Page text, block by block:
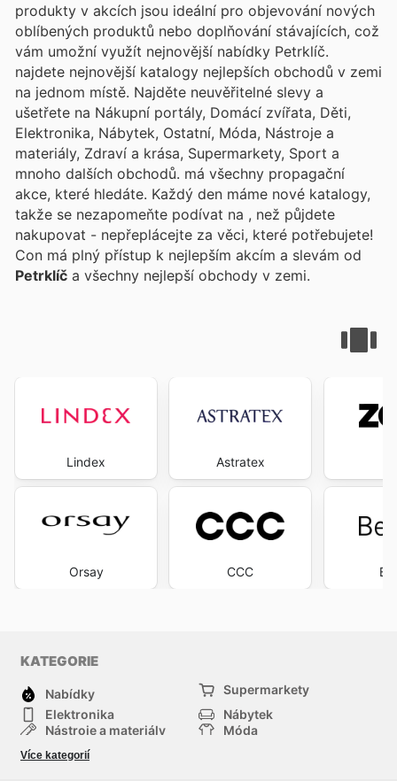
produkty v akcích jsou ideální pro objevování nových
oblíbených produktů nebo doplňování stávajících, což
vám umožní využít nejnovější nabídky Petrklíč.
najdete nejnovější katalogy nejlepších obchodů v zemi
na jednom místě. Najděte neuvěřitelné slevy a
ušetřete na Nákupní portály, Domácí zvířata, Děti,
Elektronika, Nábytek, Ostatní, Móda, Nástroje a
materiály, Zdraví a krása, Supermarkety, Sport a
mnoho dalších obchodů. má všechny propagační
akce, které hledáte. Každý den máme nové katalogy,
takže se nezapomeňte podívat na , než půjdete
nakupovat - nepřeplácejte za věci, které potřebujete!
Con má plný přístup k nejlepším akcím a slevám od
Petrklíč a všechny nejlepší obchody v zemi.
Lindex
Orsay
Astratex
CCC
KATEGORIE
Nabídky
Supermarkety
Elektronika
Nábytek
Nástroje a materiály
Móda
Děti
Více kategorií